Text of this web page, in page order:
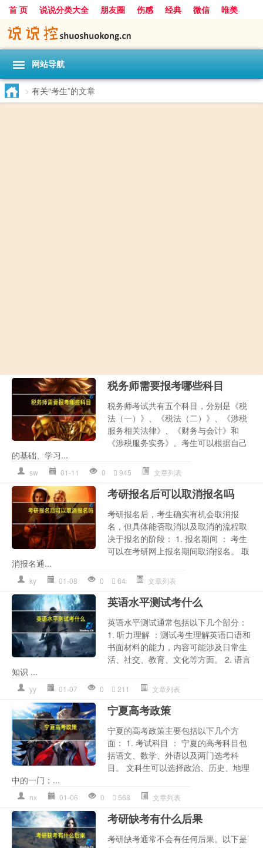
首 页 说说分类大全 朋友圈 伤感 经典 微信
唯美
励志
爱情 搞笑
网站导航
> 有关“考生”的文章
税务师需要报考哪些科目
税务师考试共有五个科目，分别是《税
法（一）》、《税法（二）》、《涉税
服务相关法律》、《财务与会计》和
《涉税服务实务》。考生可以根据自己
的基础、学习...
sw 01-11 0 945 文章列表
考研报名后可以取消报名吗
考研报名后，考生确实有机会取消报
名，但具体能否取消以及取消的流程取
决于报名的阶段： 1. 报名期间 ： 考生
可以在考研网上报名期间取消报名。 取
消报名通...
ky 01-08 0 64 文章列表
英语水平测试考什么
英语水平测试通常包括以下几个部分：
1. 听力理解 ：测试考生理解英语口语和
书面材料的能力，内容可能涉及日常生
活、社交、教育、文化等方面。 2. 语言
知识 ...
yy 01-07 0 211 文章列表
宁夏高考政策
宁夏的高考政策主要包括以下几个方
面： 1. 考试科目 ： 宁夏的高考科目包
括语文、数学、外语以及两门选考科
目。 文科生可以选择政治、历史、地理
中的一门；...
nx 01-06 0 568 文章列表
考研缺考有什么后果
考研缺考通常不会有任何后果。以下是